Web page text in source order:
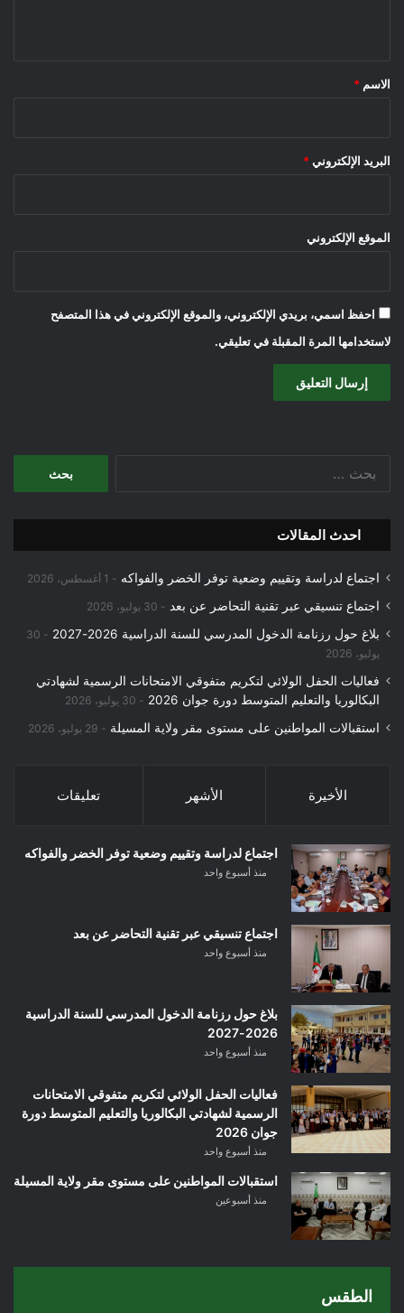
*
الاسم *
البريد الإلكتروني *
الموقع الإلكتروني
احفظ اسمي، بريدي الإلكتروني، والموقع الإلكتروني في هذا المتصفح
لاستخدامها المرة المقبلة في تعليقي.
احدث المقالات
اجتماع لدراسة وتقييم وضعية توفر الخضر والفواكه 1 أغسطس، 2026
اجتماع تنسيقي عبر تقنية التحاضر عن بعد 30 يوليو، 2026
بلاغ حول رزنامة الدخول المدرسي للسنة الدراسية 2026-2027
30
يوليو، 2026
فعاليات الحفل الولائي لتكريم متفوقي الامتحانات الرسمية لشهادتي
البكالوريا والتعليم المتوسط دورة جوان 2026
30 يوليو، 2026
استقبالات المواطنين على مستوى مقر ولاية المسيلة 29 يوليو، 2026
الأخيرة الأشهر تعليقات
اجتماع لدراسة وتقييم وضعية توفر الخضر والفواكه
منذ أسبوع واحد
اجتماع تنسيقي عبر تقنية التحاضر عن بعد
منذ أسبوع واحد
بلاغ حول رزنامة الدخول المدرسي للسنة الدراسية
2026-2027
منذ أسبوع واحد
فعاليات الحفل الولائي لتكريم متفوقي الامتحانات
الرسمية لشهادتي البكالوريا والتعليم المتوسط دورة
جوان 2026
منذ أسبوع واحد
استقبالات المواطنين على مستوى مقر ولاية المسيلة
منذ أسبوعين
الطقس